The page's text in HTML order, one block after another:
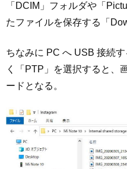
「DCIM」フォルダや「
たファイルを保存する「
ちなみに PC へ USB 接続
く「PTP」を選択すると、
ードとなる。